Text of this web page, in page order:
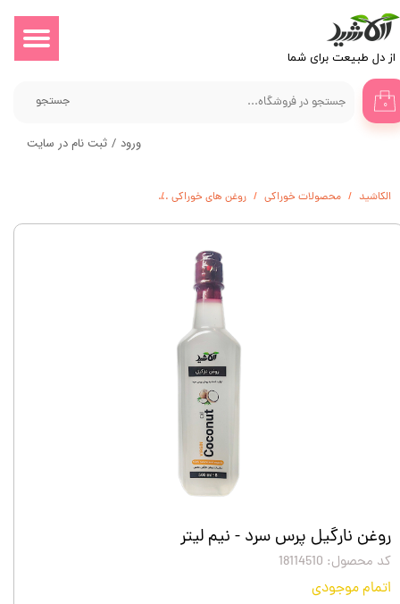
​​​از دل طبیعت برای شما
جستجو ۰
ورود / ثبت نام در سایت
حساب کاربری من
تغییر گذر واژه
سفارشات
الکاشید محصولات خوراکی روغن های خوراکی
روغن نارگیل پرس سرد - نیم لیتر
کد محصول: 18114510
اتمام موجودی